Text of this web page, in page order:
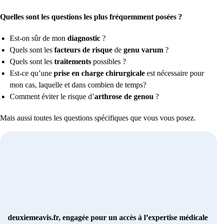
Quelles sont les questions les plus fréquemment posées ?
Est-on sûr de mon diagnostic ?
Quels sont les facteurs de risque de genu varum ?
Quels sont les traitements possibles ?
Est-ce qu’une prise en charge chirurgicale est nécessaire pour
mon cas, laquelle et dans combien de temps?
Comment éviter le risque d’arthrose de genou ?
Mais aussi toutes les questions spécifiques que vous vous posez.
deuxiemeavis.fr, engagée pour un accès à l’expertise médicale